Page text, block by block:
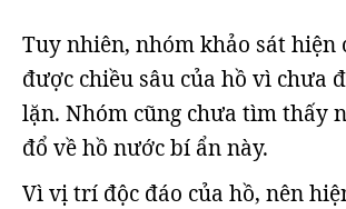
Tuy nhiên, nhóm khảo sát hiện
được chiều sâu của hồ vì chưa
lặn. Nhóm cũng chưa tìm thấy
đổ về hồ nước bí ẩn này.
Vì vị trí độc đáo của hồ, nên